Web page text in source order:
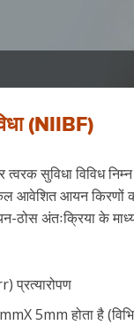
(NIIBF)
त्वरक सुविधा विविध
आयन किरणों
ठोस अंतःक्रिया के
प्रत्यारोपण
5mm होता है